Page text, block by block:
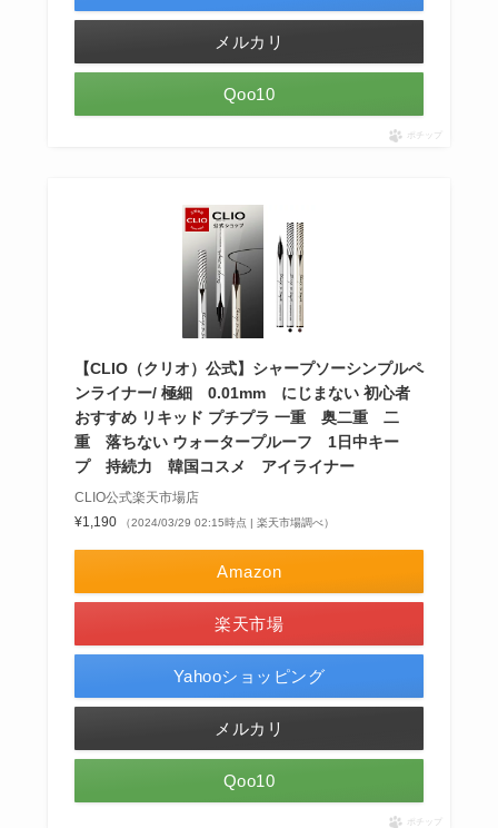
メルカリ
Qoo10
ポチップ
【CLIO（クリオ）公式】シャープソーシンプルペ
ンライナー/ 極細 0.01mm にじまない 初心者
おすすめ リキッド プチプラ 一重 奥二重 二
重 落ちない ウォータープルーフ 1日中キー
プ 持続力 韓国コスメ アイライナー
CLIO公式楽天市場店
¥1,190
（2024/03/29 02:15時点 | 楽天市場調べ）
Amazon
楽天市場
Yahooショッピング
メルカリ
Qoo10
ポチップ